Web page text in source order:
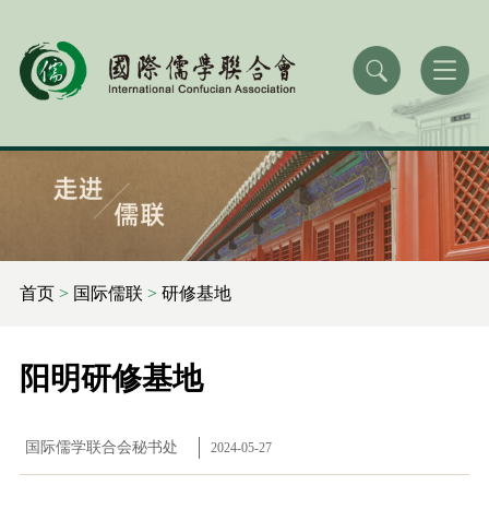
首页> 国际儒联 > 研修基地
阳明研修基地
国际儒学联合会秘书处 2024-05-27